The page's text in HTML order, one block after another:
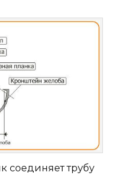
соединяет трубу